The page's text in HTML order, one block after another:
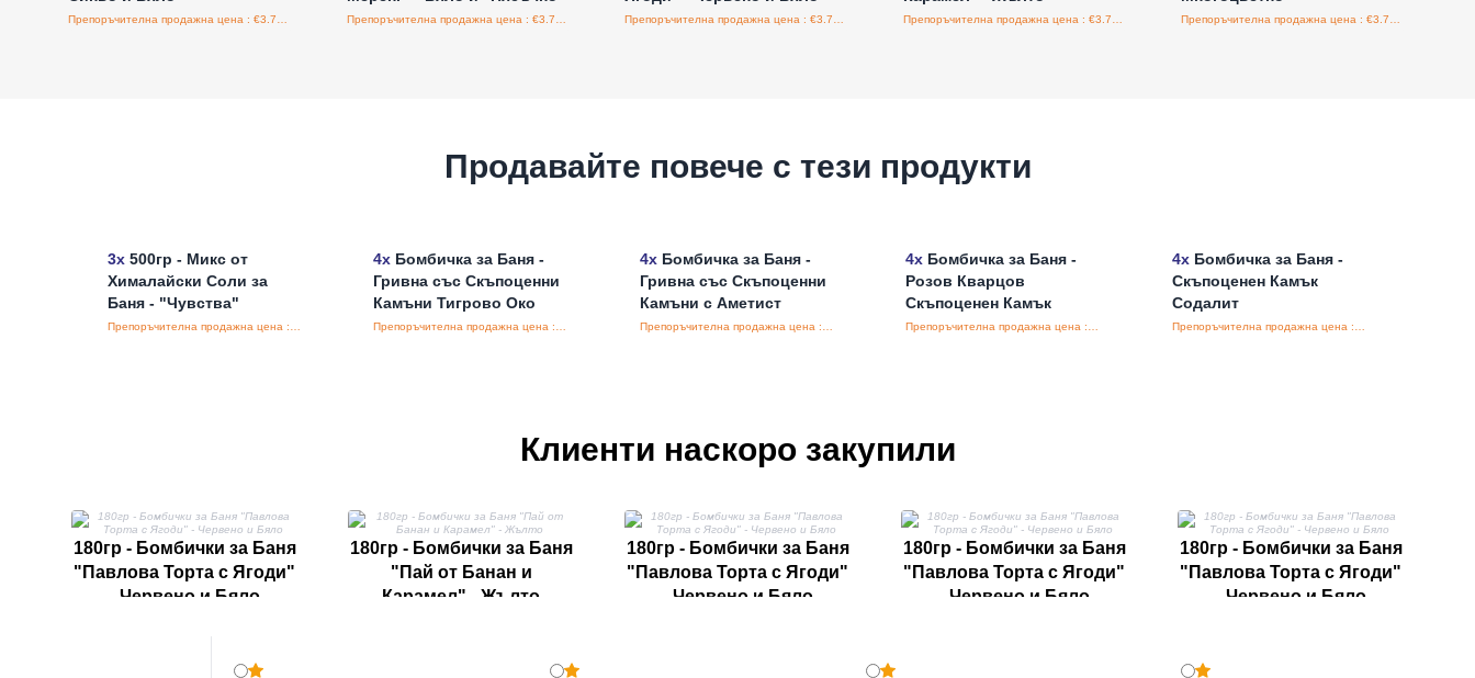
Продавайте повече с тези продукти
3x 500гр - Микс от
Хималайски Соли за
Баня - "Чувства"
4x Бомбичка за Баня -
Гривна със Скъпоценни
Камъни Тигрово Око
4xБомбичка за Баня -
Гривна със Скъпоценни
Камъни с Аметист
4x Бомбичка за Баня -
Розов Кварцов
Скъпоценен Камък
4xБомбичка за Баня -
Скъпоценен Камък
Содалит
Клиенти наскоро закупили
180гр - Бомбички за Баня
"Павлова Торта с Ягоди"
- Червено и Бяло
180гр - Бомбички за Баня
"Пай от Банан и
Карамел" - Жълто
180гр - Бомбички за Баня
"Павлова Торта с Ягоди"
- Червено и Бяло
180гр - Бомбички за Баня
"Павлова Торта с Ягоди"
- Червено и Бяло
180гр - Бомбички за Баня
"Павлова Торта с Ягоди"
- Червено и Бяло